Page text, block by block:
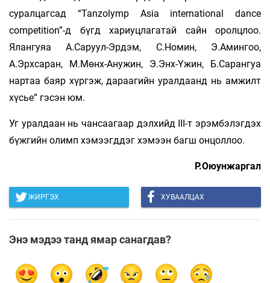
суралцагсад “Tanzolymp Asia international dance
competition”-д бүгд хариуцлагатай сайн оролцлоо.
Ялангуяа А.Саруул-Эрдэм, С.Номин, Э.Амингоо,
А.Эрхсаран, М.Мөнх-Анужин, Э.Энх-Үжин, Б.Сарангуа
нартаа баяр хүргэж, дараагийн уралдаанд нь амжилт
хүсье” гэсэн юм.
Уг уралдаан нь чансаагаар дэлхийд III-т эрэмбэлэгдэх
бүжгийн олимп хэмээгддэг хэмээн багш онцоллоо.
Р.Оюунжаргал
ЖИРГЭХ ХУВААЛЦАХ
Энэ мэдээ танд ямар санагдав?